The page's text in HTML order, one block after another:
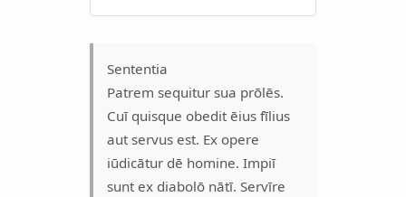
Sententia
Patrem sequitur sua prōlēs.
Cuī quisque obedit ēius fīlius
aut servus est. Ex opere
iūdicātur dē homine. Impiī
sunt ex diabolō nātī. Servīre